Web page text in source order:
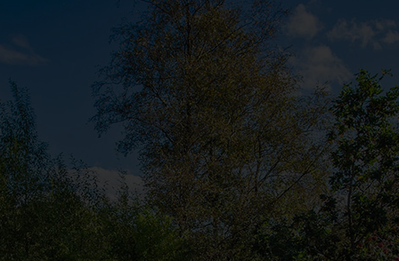
attityd och attraktionskraft. Ett favoritmaterial
Vi har kunskapen och erfarenheten att
din affär. Inspireras i galleriet nedan eller
dig att hitta rätt.
ännu mer inspiration, inklusive härliga
med dig av din idyll? Kontakta oss gärna via våra
skicka oss ettmailmärkt mer "kundbild".
OCH LANTBRUK BULLERSKYDD BYGG OCH